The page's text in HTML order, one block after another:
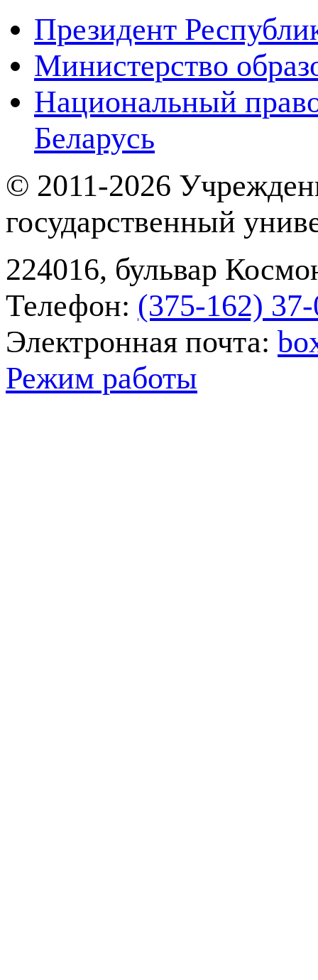
Президент
Министерство
Национальный
Беларусь
© 2011-2026
государственный
224016, бульвар
Телефон: (375-162)
Электронная почта:
Режим работы